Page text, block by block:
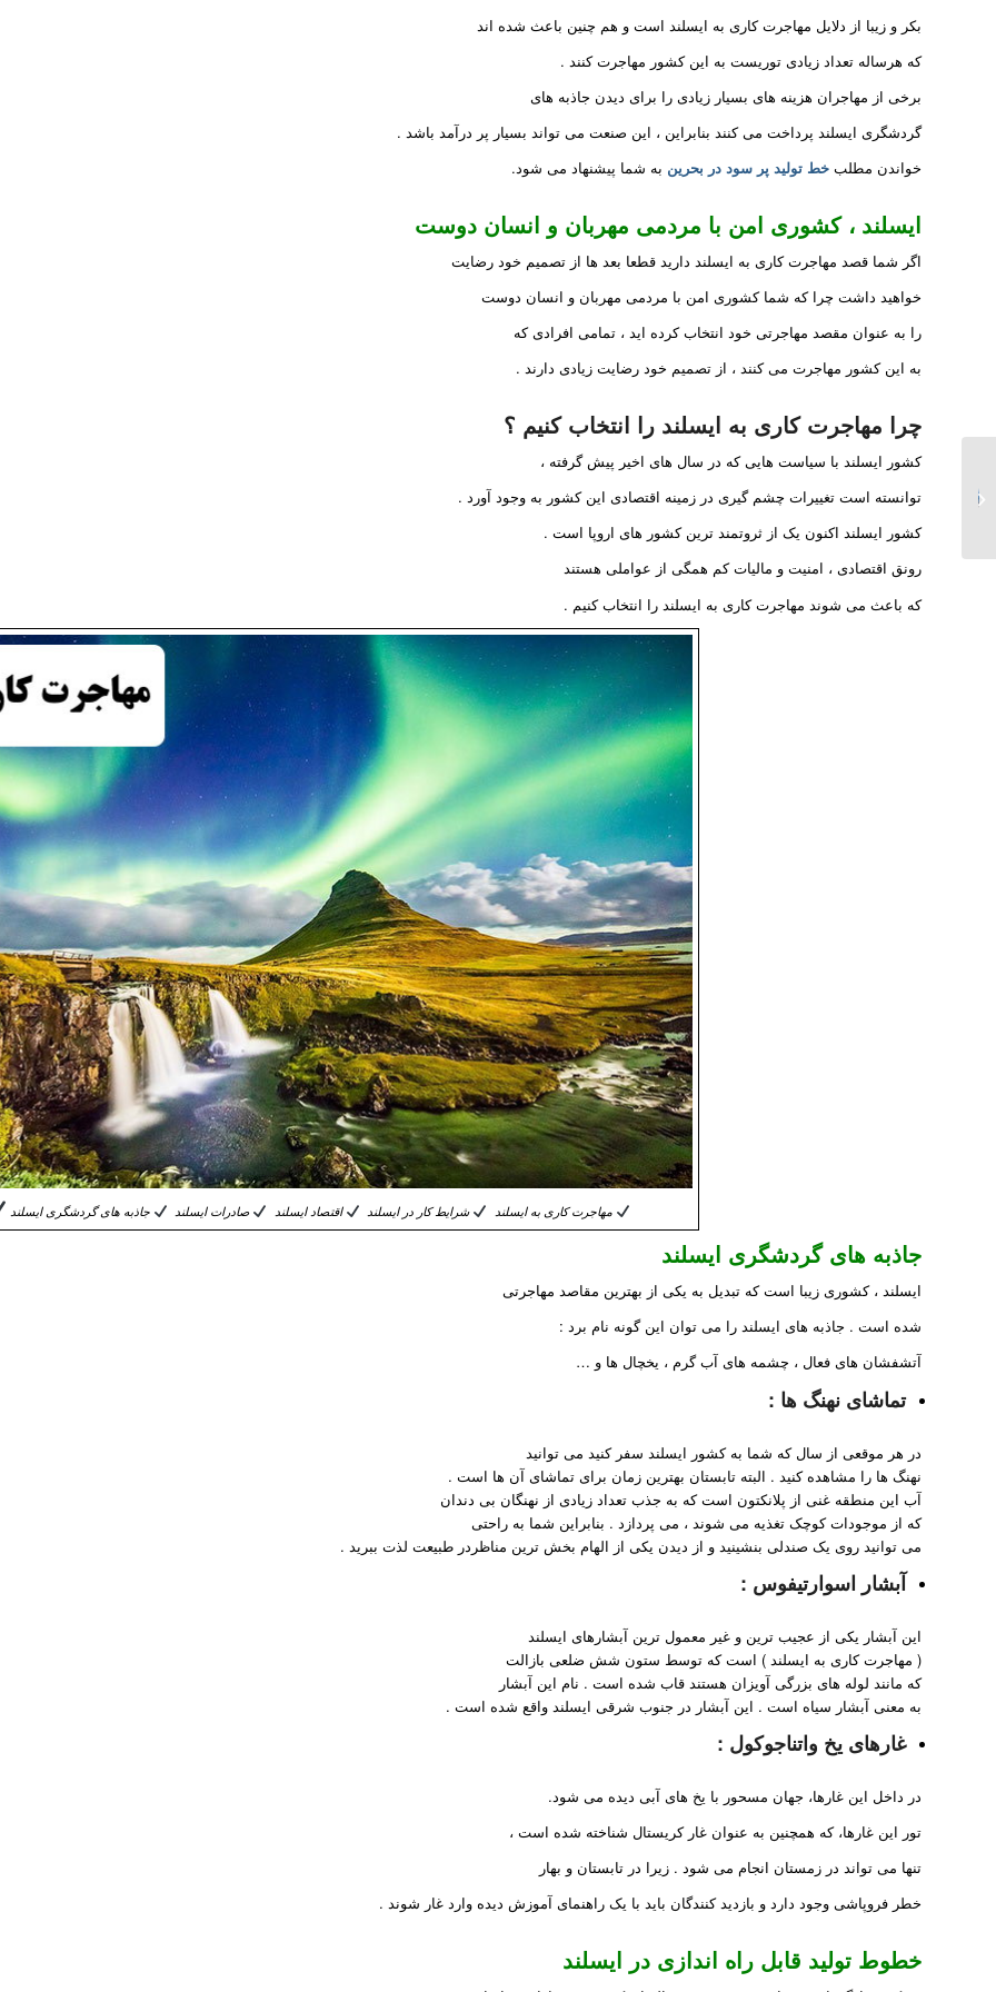
بکر و زیبا از دلایل مهاجرت کاری به ایسلند است و هم چنین باعث شده اند
که هرساله تعداد زیادی توریست به این کشور مهاجرت کنند .
برخی از مهاجران هزینه های بسیار زیادی را برای دیدن جاذبه های
گردشگری ایسلند پرداخت می کنند بنابراین ، این صنعت می تواند بسیار پر درآمد باشد .
خواندن مطلب خط تولید پر سود در بحرین به شما پیشنهاد می شود.
ایسلند ، کشوری امن با مردمی مهربان و انسان دوست
اگر شما قصد مهاجرت کاری به ایسلند دارید قطعا بعد ها از تصمیم خود رضایت
خواهید داشت چرا که شما کشوری امن با مردمی مهربان و انسان دوست
را به عنوان مقصد مهاجرتی خود انتخاب کرده اید ، تمامی افرادی که
به این کشور مهاجرت می کنند ، از تصمیم خود رضایت زیادی دارند .
چرا مهاجرت کاری به ایسلند را انتخاب کنیم ؟
کشور ایسلند با سیاست هایی که در سال های اخیر پیش گرفته ،
توانسته است تغییرات چشم گیری در زمینه اقتصادی این کشور به وجود آورد .
کشور ایسلند اکنون یک از ثروتمند ترین کشور های اروپا است .
رونق اقتصادی ، امنیت و مالیات کم همگی از عواملی هستند
که باعث می شوند مهاجرت کاری به ایسلند را انتخاب کنیم .
مهاجرت کاری به ایسلند شرایط کار در ایسلند اقتصاد ایسلند صادرات ایسلند جاذبه های گردشگری ایسلند
جاذبه های گردشگری ایسلند
ایسلند ، کشوری زیبا است که تبدیل به یکی از بهترین مقاصد مهاجرتی
شده است . جاذبه های ایسلند را می توان این گونه نام برد :
آتشفشان های فعال ، چشمه های آب گرم ، یخچال ها و …
تماشای نهنگ ها :
در هر موقعی از سال که شما به کشور ایسلند سفر کنید می توانید
نهنگ ها را مشاهده کنید . البته تابستان بهترین زمان برای تماشای آن ها است .
آب این منطقه غنی از پلانکتون است که به جذب تعداد زیادی از نهنگان بی دندان
که از موجودات کوچک تغذیه می شوند ، می پردازد . بنابراین شما به راحتی
می توانید روی یک صندلی بنشینید و از دیدن یکی از الهام بخش ترین مناظردر طبیعت لذت ببرید .
آبشار اسوارتیفوس :
این آبشار یکی از عجیب ترین و غیر معمول ترین آبشارهای ایسلند
( مهاجرت کاری به ایسلند ) است که توسط ستون شش ضلعی بازالت
که مانند لوله های بزرگی آویزان هستند قاب شده است . نام این آبشار
به معنی آبشار سیاه است . این آبشار در جنوب شرقی ایسلند واقع شده است .
غارهای یخ واتناجوکول :
در داخل این غارها، جهان مسحور با یخ های آبی دیده می شود.
تور این غارها، که همچنین به عنوان غار کریستال شناخته شده است ،
تنها می تواند در زمستان انجام می شود . زیرا در تابستان و بهار
خطر فروپاشی وجود دارد و بازدید کنندگان باید با یک راهنمای آموزش دیده وارد غار شوند .
خطوط تولید قابل راه اندازی در ایسلند
ایجاد خط تولید در کشور
الجزایر